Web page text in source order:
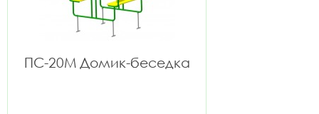
ПС-20М Домик-беседка